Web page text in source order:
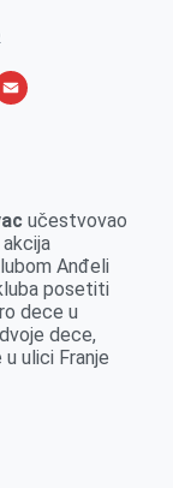
E
lučestvovao
Anđeli
posetiti
dece u
dece,
ulici Franje